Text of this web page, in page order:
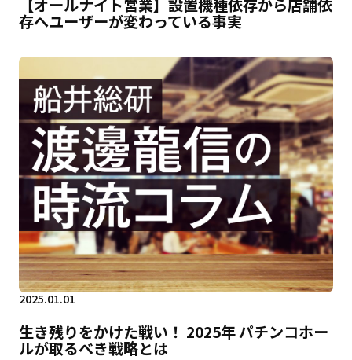
【オールナイト営業】設置機種依存から店舗依
存へユーザーが変わっている事実
2025.01.01
生き残りをかけた戦い！ 2025年 パチンコホー
ルが取るべき戦略とは